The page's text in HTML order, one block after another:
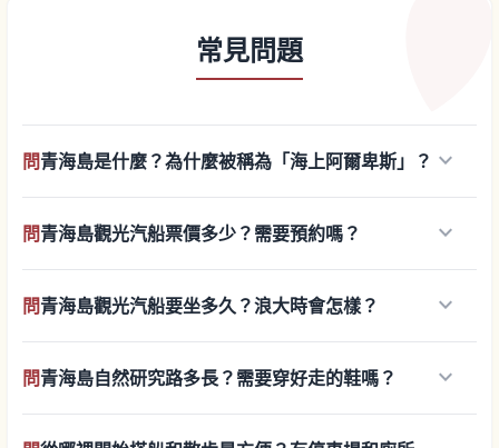
常見問題
問青海島是什麼？為什麼被稱為「海上阿爾卑斯」？ keyboard_arrow_down
問青海島觀光汽船票價多少？需要預約嗎？ keyboard_arrow_down
問青海島觀光汽船要坐多久？浪大時會怎樣？ keyboard_arrow_down
問青海島自然研究路多長？需要穿好走的鞋嗎？ keyboard_arrow_down